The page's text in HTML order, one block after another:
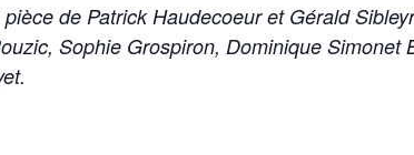
de Patrick Haudecoeur et Gérald
Sophie Grospiron, Dominique Simonet